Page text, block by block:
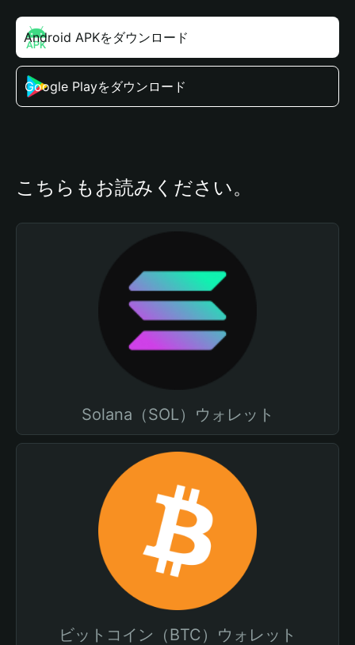
Android APKをダウンロード
Google Playをダウンロード
こちらもお読みください。
Solana（SOL）ウォレット
ビットコイン（BTC）ウォレット